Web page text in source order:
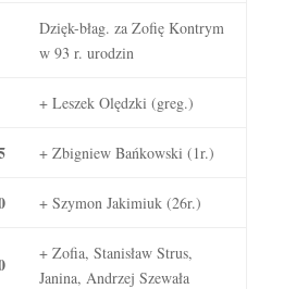
Dzięk-błag. za Zofię Kontrym
w 93 r. urodzin
+ Leszek Olędzki (greg.)
+ Zbigniew Bańkowski (1r.)
+ Szymon Jakimiuk (26r.)
+ Zofia, Stanisław Strus,
Janina, Andrzej Szewała